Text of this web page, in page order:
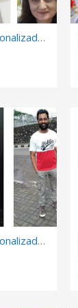
figura personalizada de fotos, 3D retrato Biscuit, muñeca de arte mini me personalizada
figura personalizada de fotos, 3D retrato Biscuit, muñeca de arte mini me personalizada